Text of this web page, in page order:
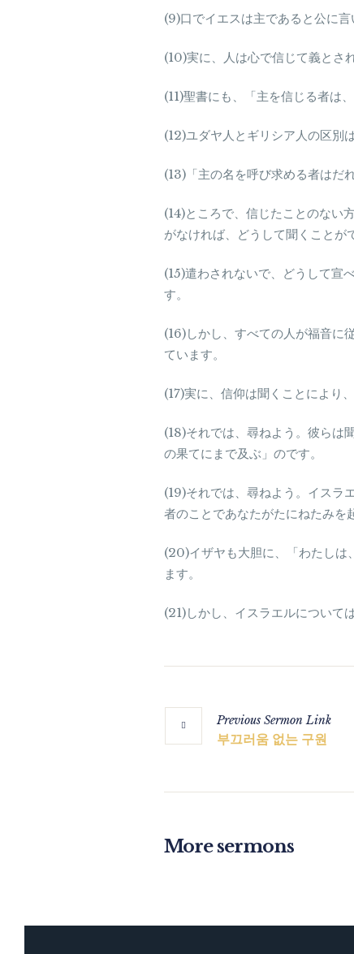
(9)口でイエスは主であると公に
(10)実に、人は心で信じて義とさ
(11)聖書にも、「主を信じる者は
(12)ユダヤ人とギリシア人の区別
(13)「主の名を呼び求める者はだ
(14)ところで、信じたことのない
がなければ、どうして聞くことが
(15)遣わされないで、どうして宣
す。
(16)しかし、すべての人が福音に
ています。
(17)実に、信仰は聞くことにより
(18)それでは、尋ねよう。彼らは
の果てにまで及ぶ」のです。
(19)それでは、尋ねよう。イスラ
者のことであなたがたにねたみを
(20)イザヤも大胆に、「わたしは
ます。
(21)しかし、イスラエルについて
Previous SermonLink
부끄러움 없는 구원
More sermons